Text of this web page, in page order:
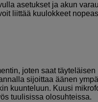
asetukset ja akun
liittää kuulokkeet
joten saat täyteläisen
sijoittaa äänen
kuunteluun. Kuusi
tuulisissa olosuhteissa.